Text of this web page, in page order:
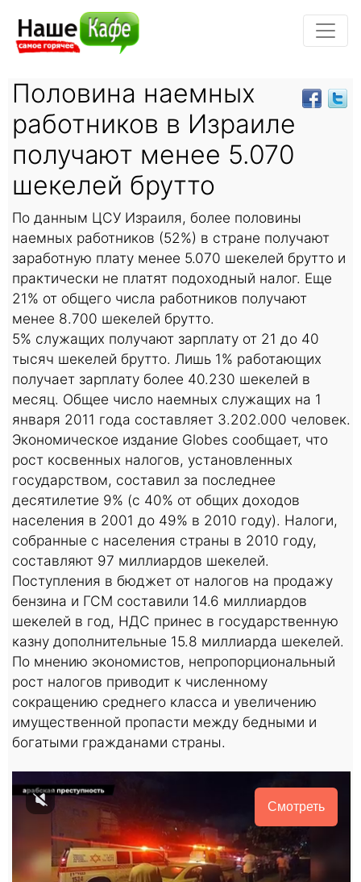
Половина наемных
работников в Израиле
получают менее 5.070
шекелей брутто
По данным ЦСУ Израиля, более половины
наемных работников (52%) в стране получают
заработную плату менее 5.070 шекелей брутто и
практически не платят подоходный налог. Еще
21% от общего числа работников получают
менее 8.700 шекелей брутто.
5% служащих получают зарплату от 21 до 40
тысяч шекелей брутто. Лишь 1% работающих
получает зарплату более 40.230 шекелей в
месяц. Общее число наемных служащих на 1
января 2011 года составляет 3.202.000 человек.
Экономическое издание Globes сообщает, что
рост косвенных налогов, установленных
государством, составил за последнее
десятилетие 9% (с 40% от общих доходов
населения в 2001 до 49% в 2010 году). Налоги,
собранные с населения страны в 2010 году,
составляют 97 миллиардов шекелей.
Поступления в бюджет от налогов на продажу
бензина и ГСМ составили 14.6 миллиардов
шекелей в год, НДС принес в государственную
казну дополнительные 15.8 миллиарда шекелей.
По мнению экономистов, непропорциональный
рост налогов приводит к численному
сокращению среднего класса и увеличению
имущественной пропасти между бедными и
богатыми гражданами страны.
Смотреть